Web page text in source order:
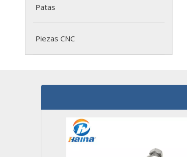
Patas
Piezas CNC